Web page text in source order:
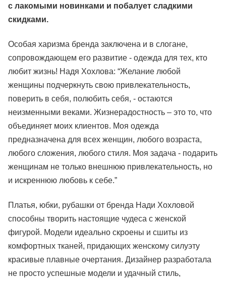
с лакомыми новинками и побалует сладкими
скидками.
Особая харизма бренда заключена и в слогане,
сопровождающем его развитие - одежда для тех, кто
любит жизнь! Надя Хохлова: “Желание любой
женщины подчеркнуть свою привлекательность,
поверить в себя, полюбить себя, - остаются
неизменными веками. Жизнерадостность – это то, что
объединяет моих клиентов. Моя одежда
предназначена для всех женщин, любого возраста,
любого сложения, любого стиля. Моя задача - подарить
женщинам не только внешнюю привлекательность, но
и искреннюю любовь к себе.”
Платья, юбки, рубашки от бренда Нади Хохловой
способны творить настоящие чудеса с женской
фигурой. Модели идеально скроены и сшиты из
комфортных тканей, придающих женскому силуэту
красивые плавные очертания. Дизайнер разработала
не просто успешные модели и удачный стиль,